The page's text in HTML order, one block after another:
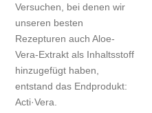
Versuchen, bei denen wir
unseren besten
Rezepturen auch Aloe-
Vera-Extrakt als Inhaltsstoff
hinzugefügt haben,
entstand das Endprodukt:
Acti·Vera.